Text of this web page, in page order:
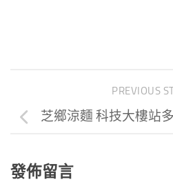
PREVIOUS
芝鄉涼麵 科技大樓站
發佈留言